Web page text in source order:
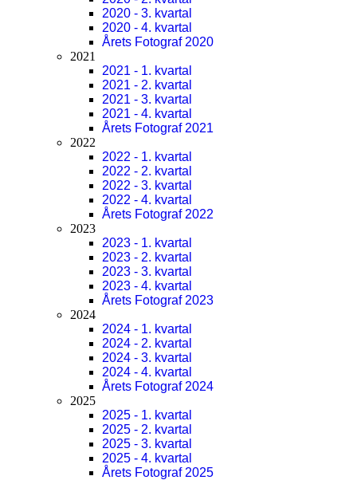
2020 - 3. kvartal
2020 - 4. kvartal
Årets Fotograf 2020
2021
2021 - 1. kvartal
2021 - 2. kvartal
2021 - 3. kvartal
2021 - 4. kvartal
Årets Fotograf 2021
2022
2022 - 1. kvartal
2022 - 2. kvartal
2022 - 3. kvartal
2022 - 4. kvartal
Årets Fotograf 2022
2023
2023 - 1. kvartal
2023 - 2. kvartal
2023 - 3. kvartal
2023 - 4. kvartal
Årets Fotograf 2023
2024
2024 - 1. kvartal
2024 - 2. kvartal
2024 - 3. kvartal
2024 - 4. kvartal
Årets Fotograf 2024
2025
2025 - 1. kvartal
2025 - 2. kvartal
2025 - 3. kvartal
2025 - 4. kvartal
Årets Fotograf 2025